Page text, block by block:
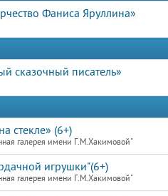
Фаниса Яруллина»
сказочный писатель»
стекле» (6+)
галерея имени Г.М.Хакимовой"
игрушки"(6+)
галерея имени Г.М.Хакимовой"